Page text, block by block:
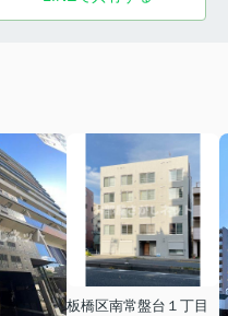
板橋区南常盤台１丁目